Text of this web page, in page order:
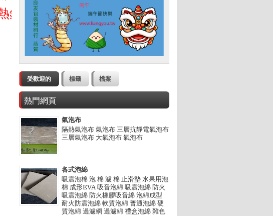
包裝,包裝設計,包裝材料,膠帶,工業膠膜,努力創新，穩健經營，以品質
受歡迎的 標籤 檔案
熱門網頁
氣泡布
隔熱氣泡布 氣泡布 三層抗靜電氣泡布
三層氣泡布 大氣泡布 氣泡布
各式泡綿
吸震泡棉 泡 棉 濾 棉 止滑墊 水果用泡
棉 成形EVA 吸音泡綿 吸震泡綿 防火
吸震泡綿 防火橡膠吸音綿 泡綿成型
耐火防震泡綿 軟質泡綿 普通泡綿 硬
質泡綿 過濾網 過濾綿 禮盒泡綿 雜色